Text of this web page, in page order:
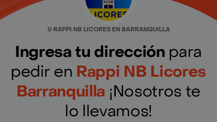
0 RAPPI NB LICORES EN BARRANQUILLA
Ingresa tu dirección para
pedir en Rappi NB Licores
Barranquilla ¡Nosotros te
lo llevamos!